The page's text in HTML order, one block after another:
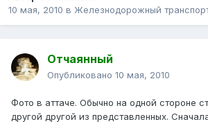
10 мая, 2010 в Железнодорожный
Отчаянный
Опубликовано 10 мая, 2010
Фото в аттаче. Обычно на одной стороне
другой другой из представленных.